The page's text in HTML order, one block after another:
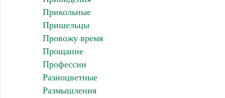
Прикольные
Пришельцы
Провожу время
Прощание
Профессии
Разноцветные
Размышления